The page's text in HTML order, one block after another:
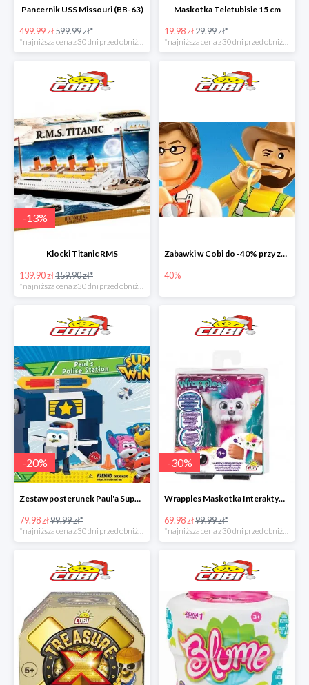
Pancernik USS Missouri (BB-63)
499.99 zł599.99 zł*
Maskotka Teletubisie 15 cm
19.98 zł29.99 zł*
-13%
Klocki Titanic RMS
139.90 zł159.90 zł*
*najniższa cena z 30 dni przed obniżką
Zabawki w Cobi do -40% przy zakupie drugiego produktu
40%
-20%
Zestaw posterunek Paul'a Super Wings w super cenie
79.98 zł99.99 zł*
-30%
Wrapples Maskotka Interaktywna w super cenie
69.98 zł99.99 zł*